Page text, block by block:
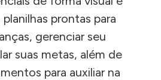
prontas para
gerenciar seu
suas metas, além de
para auxiliar na